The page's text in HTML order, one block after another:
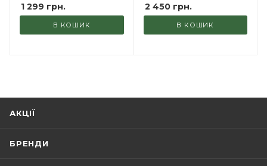
1 299 грн.
В КОШИК
2 450грн.
В КОШИК
АКЦІЇ
БРЕНДИ